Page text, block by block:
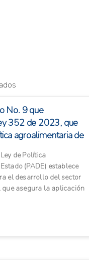
No. 9 que
352 de 2023, que
agroalimentaria de
de Política
(PADE) establece
el desarrollo del sector
asegura la aplicación